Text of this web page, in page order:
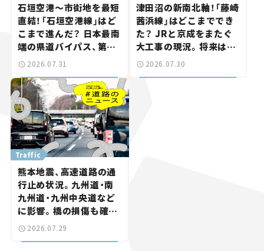
石垣空港～市街地を最短
直結！「石垣空港線」はど
こまで進んだ？ 日本最南
端の県道バイパス、第2
工区も延伸開通 【いま気
になる道路計画】
2026.07.31
津田沼の新南北軸！「藤崎
茜浜線」はどこまででき
た？ JRと京成をまたぐ
大工事の現況。将来は
「習志野～鎌ケ谷」を最短
直結【いま気になる道路
2026.07.30
Traffic
熊本地震、高速道路の通
行止め状況。九州道・南
九州道・九州中央道など
に影響。橋の損傷も確認
【道路のニュース】
2026.07.29